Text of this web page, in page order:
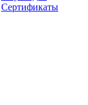
Сертификаты